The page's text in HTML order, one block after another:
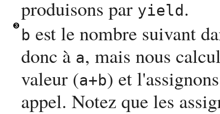
produisons par yield .
b est le nombre suivant
donc à a, mais nous
valeur (a+b) et
appel. Notez que les